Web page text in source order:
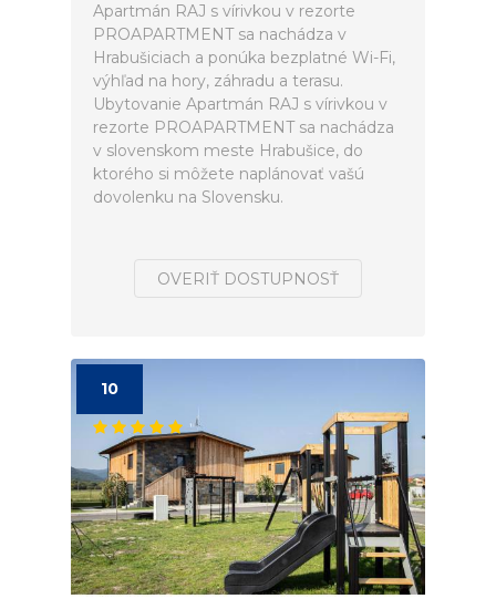
Apartmán RAJ s vírivkou v rezorte
PROAPARTMENT sa nachádza v
Hrabušiciach a ponúka bezplatné Wi-Fi,
výhľad na hory, záhradu a terasu.
Ubytovanie Apartmán RAJ s vírivkou v
rezorte PROAPARTMENT sa nachádza
v slovenskom meste Hrabušice, do
ktorého si môžete naplánovať vašú
dovolenku na Slovensku.
OVERIŤ DOSTUPNOSŤ
10